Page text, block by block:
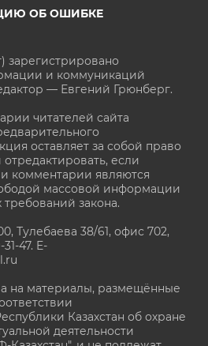
ОБ ОШИБКЕ
зарегистрировано
и коммуникаций
— Евгений Грюнберг.
читателей сайта
оставляет за собой право
если
комментарии являются
массовой информации
закона.
Тулебаева 38/61, офис 702,
47. E-
на материалы, размещённые
Казахстан об охране
деятельности